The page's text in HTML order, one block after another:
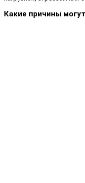
Какие причины